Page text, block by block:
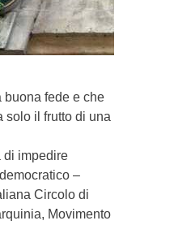
buona fede e che
solo il frutto di una
di impedire
–
Circolo di
Movimento